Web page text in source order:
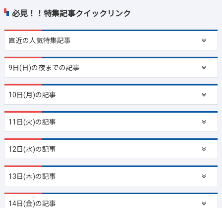
必見！！特集記事クイックリンク
直近の人気特集記事
9日(日)の夜までの記事
10日(月)の記事
11日(火)の記事
12日(水)の記事
13日(木)の記事
14日(金)の記事